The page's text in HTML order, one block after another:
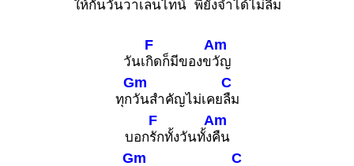
ให้กันวันวาเลนไทน์ พี่ยังจำได้ไม่ลืม
วันเ
F
กิดก็มีของข
Am
วัญ
ทุก
Gm
วันสำคัญไม่เคย
C
ลืม
บอก
F
รักทั้งวันทั้ง
Am
คืน
Gm C